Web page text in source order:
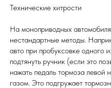
Технические хитрости
На моноприводных
нестандартные методы.
авто при пробуксовке одного
подтянуть ручник (если это
нажать педаль тормоза левой
газом. Это подгружает